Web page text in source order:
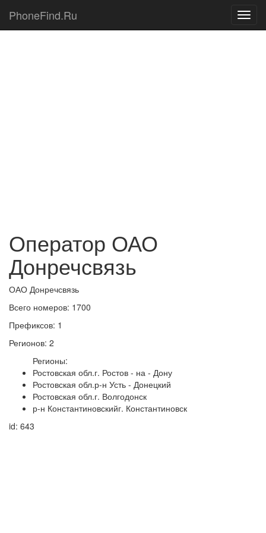
PhoneFind.Ru
Оператор ОАО
Донречсвязь
ОАО Донречсвязь
Всего номеров: 1700
Префиксов: 1
Регионов: 2
Регионы:
Ростовская обл.г. Ростов - на - Дону
Ростовская обл.р-н Усть - Донецкий
Ростовская обл.г. Волгодонск
р-н Константиновскийг. Константиновск
id: 643